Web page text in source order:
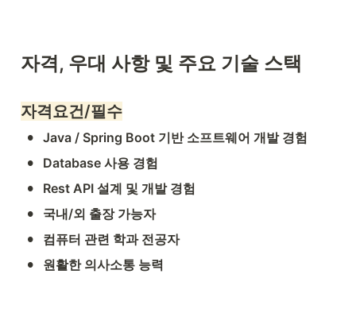
자격, 우대 사항 및 주요 기술 스택
자격요건/필수
• Java / Spring Boot 기반 소프트웨어 개발 경험
• Database 사용 경험
• Rest API 설계 및 개발 경험
• 국내/외 출장 가능자
• 컴퓨터 관련 학과 전공자
• 원활한 의사소통 능력